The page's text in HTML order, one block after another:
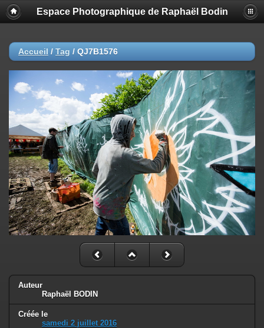
Espace Photographique de Raphaël Bodin
Accueil / Tag / QJ7B1576
Auteur
Raphaël BODIN
Créée le
samedi 2 juillet 2016